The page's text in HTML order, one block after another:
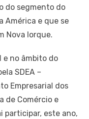
do segmento do
América e que se
Nova Iorque.
e no âmbito do
SDEA –
Empresarial dos
de Comércio e
participar, este ano,